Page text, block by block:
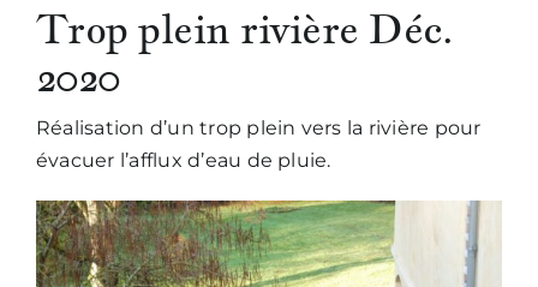
Qui sommes-nous ?
Notre vie
Notre histoire
Informations pratiques
Trop plein rivière Déc.
2020
Réalisation d’un trop plein vers la rivière pour
évacuer l’afflux d’eau de pluie.